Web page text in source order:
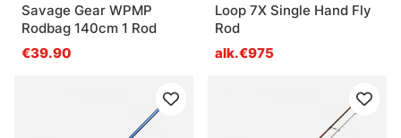
Savage Gear WPMP
Rodbag 140cm 1 Rod
€39.90
Loop 7X Single Hand Fly
Rod
alk.€975